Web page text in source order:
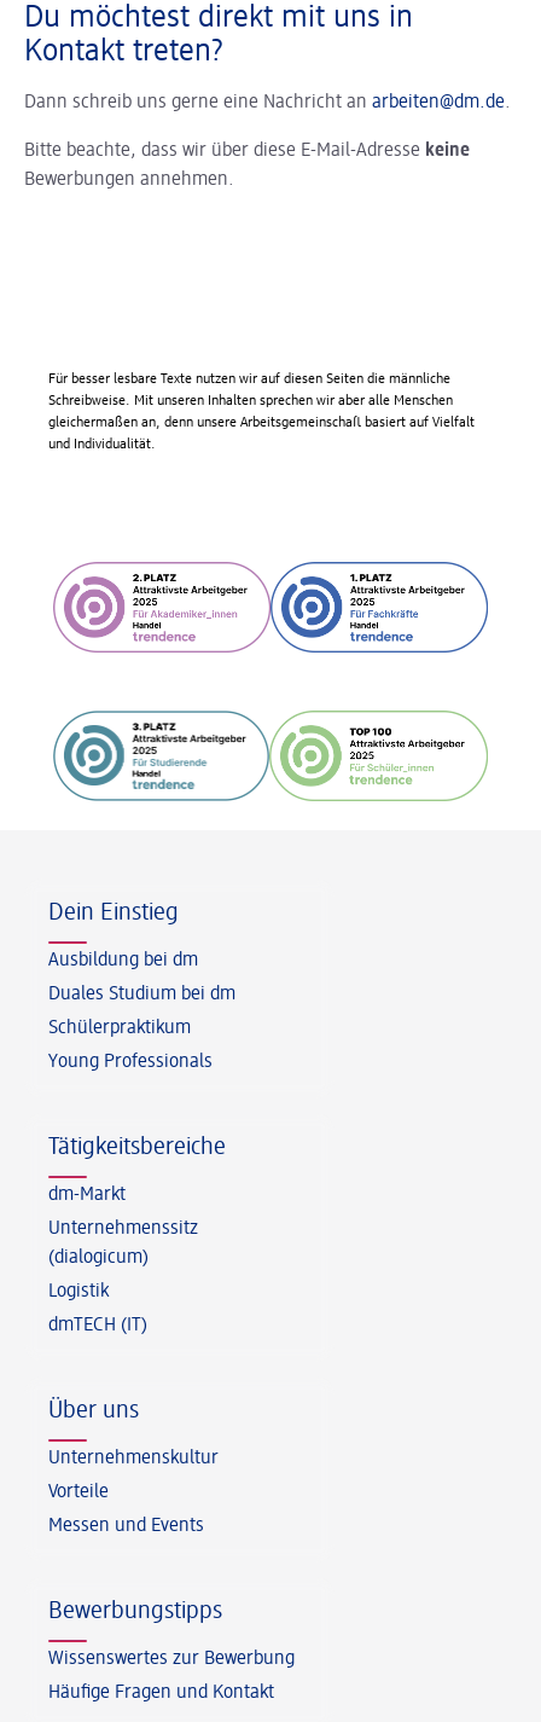
Du möchtest direkt mit uns in
Kontakt treten?
Dann schreib uns gerne eine Nachricht an arbeiten@dm.de.
Bitte beachte, dass wir über diese E-Mail-Adresse keine
Bewerbungen annehmen.
Für besser lesbare Texte nutzen wir auf diesen Seiten die männliche
Schreibweise. Mit unseren Inhalten sprechen wir aber alle Menschen
gleichermaßen an, denn unsere Arbeitsgemeinschaft basiert auf Vielfalt
und Individualität.
Dein Einstieg
Ausbildung bei dm
Duales Studium bei dm
Schülerpraktikum
Young Professionals
Tätigkeitsbereiche
dm-Markt
Unternehmenssitz
(dialogicum)
Logistik
dmTECH (IT)
Über uns
Unternehmenskultur
Vorteile
Messen und Events
Bewerbungstipps
Wissenswertes zur Bewerbung
Häufige Fragen und Kontakt